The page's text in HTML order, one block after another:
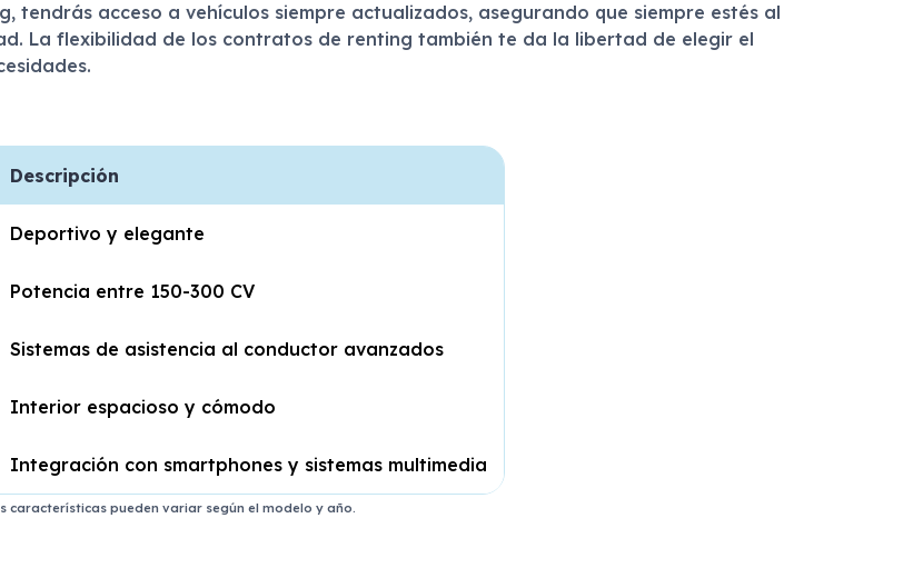
acceso a vehículos siempre actualizados, asegurando que siempre estés al
La flexibilidad de los contratos de renting también te da la libertad de elegir el
Descripción
Deportivo y elegante
Potencia entre 150-300 CV
Sistemas de asistencia al conductor avanzados
Interior espacioso y cómodo
Integración con smartphones y sistemas multimedia
características pueden variar según el modelo y año.